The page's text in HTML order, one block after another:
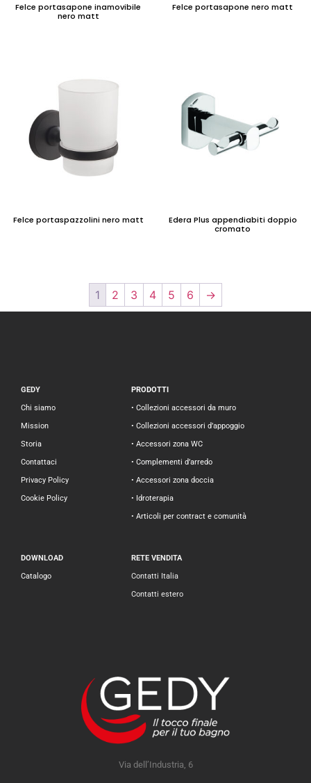
Felce portasapone inamovibile
nero matt
Felce portasapone nero matt
Felce portaspazzolini nero matt
Edera Plus appendiabiti doppio
cromato
1 2 3 4 5 6 →
GEDY
Chi siamo
Mission
Storia
Contattaci
Privacy Policy
Cookie Policy
PRODOTTI
• Collezioni accessori da muro
• Collezioni accessori d’appoggio
• Accessori zona WC
• Complementi d’arredo
• Accessori zona doccia
• Idroterapia
• Articoli per contract e comunità
DOWNLOAD
Catalogo
RETE VENDITA
Contatti Italia
Contatti estero
Via dell’Industria, 6